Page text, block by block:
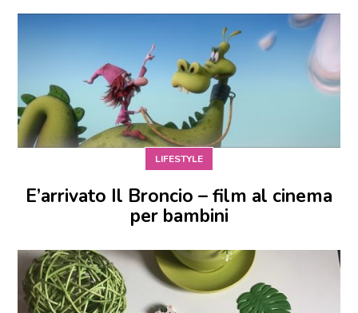
LIFESTYLE
E’arrivato Il Broncio – film al cinema
per bambini